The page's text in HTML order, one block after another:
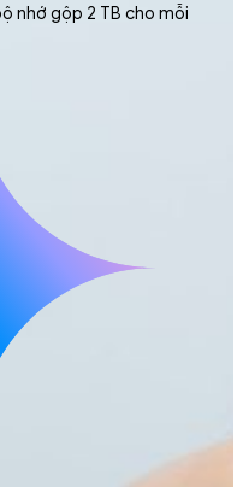
nhớ gộp 2 TB cho mỗi